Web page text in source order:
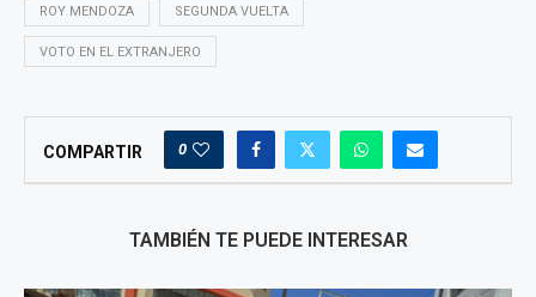
ROY MENDOZA SEGUNDA VUELTA
VOTO EN EL EXTRANJERO
COMPARTIR 0
TAMBIÉN TE PUEDE INTERESAR